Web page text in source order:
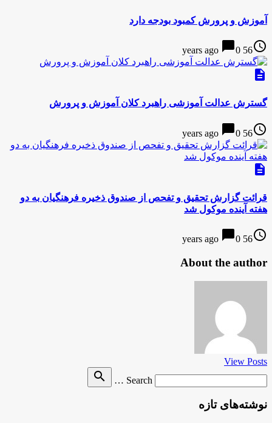
آموزش و پرورش کمبود بودجه دارد
access_time
56 years ago
chat_bubble0
description
گسترش عدالت آموزشی راهبرد کلان آموزش و پرورش
access_time
56 years ago
chat_bubble0
description
قرائت گزارش تحقیق و تفحص از صندوق ذخیره فرهنگیان به دو
هفته آینده موکول شد
access_time
56 years ago
chat_bubble0
About the author
View Posts
Search …
search
نوشته‌های تازه